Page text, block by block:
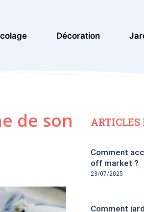
Décoration
de son
ARTICLES
Comment
off market ?
23/07/2025
Comment